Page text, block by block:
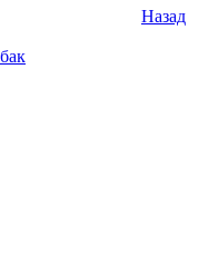
Назад